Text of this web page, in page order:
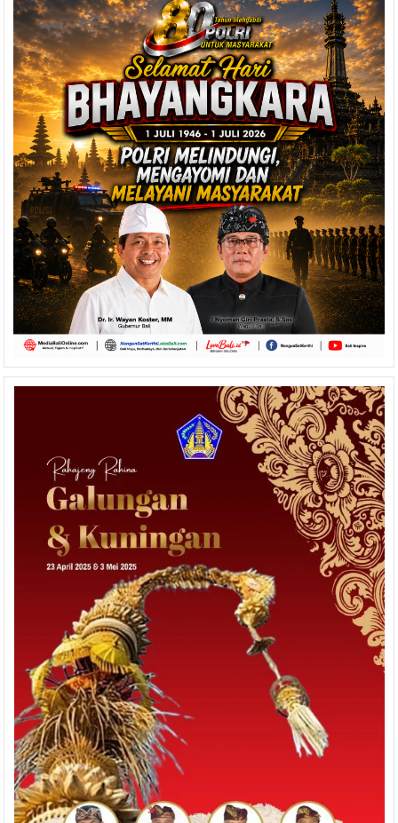
Kain
Tenun
Songket
Bali
Mulai
Ditinggalkan
Masyarakat